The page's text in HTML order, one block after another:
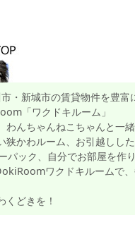
新城市の賃貸物件を豊富
「ワクドキルーム」
んちゃんねこちゃんと一
かわルーム、お引越しし
ック、自分でお部屋を作
ワクドキルームで
どきを！